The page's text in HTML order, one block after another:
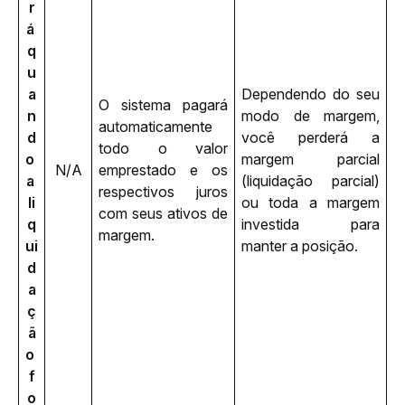
r
á
q
u
a
n
d
o
a
li
q
ui
d
a
ç
ã
o
f
o
N/A
O sistema pagará
automaticamente
todo o valor
emprestado e os
respectivos juros
com seus ativos de
margem.
Dependendo do seu
modo de margem,
você perderá a
margem parcial
(liquidação parcial)
ou toda a margem
investida para
manter a posição.